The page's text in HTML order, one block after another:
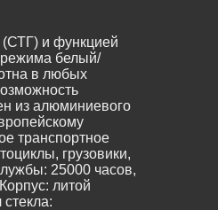
(СТГ) и функцией
белый/
в любых
из алюминиевого
транспортное
грузовики,
25000 часов,
литой